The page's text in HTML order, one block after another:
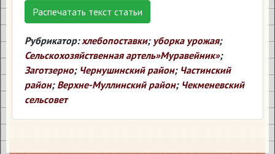
Распечатать текст статьи
Рубрикатор: хлебопоставки; уборка урожая;
Сельскохозяйственная артель»Муравейник»;
Заготзерно; Чернушинский район; Частинский
район; Верхне-Муллинский район; Чекменевский
сельсовет